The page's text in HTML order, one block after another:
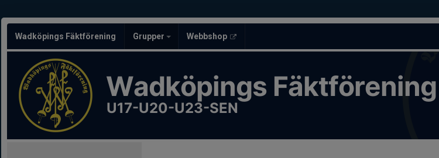
Wadköpings Fäktförening Grupper Webbshop
Wadköpings Fäktförening
U17-U20-U23-SEN